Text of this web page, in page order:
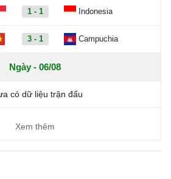
1 - 1 Indonesia
3 - 1 Campuchia
Ngày - 06/08
có dữ liệu trận đấu
Xem thêm